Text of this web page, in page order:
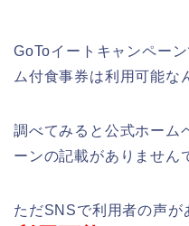
GoToイートキャンペー
ム付食事券は利用可能な
調べてみると公式ホーム
ーンの記載がありません
ただSNSで利用者の声が